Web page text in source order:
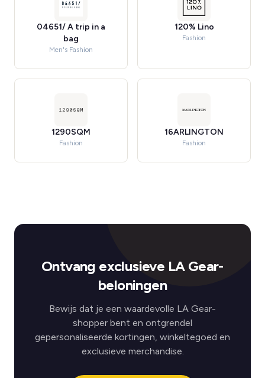
04651/ A trip in a
bag
Men's Fashion
120% Lino
Fashion
1290SQM
Fashion
16ARLINGTON
Fashion
Ontvang exclusieve LA Gear-
beloningen
Bewijs dat je een waardevolle LA Gear-
shopper bent en ontgrendel
gepersonaliseerde kortingen, winkeltegoed en
exclusieve merchandise.